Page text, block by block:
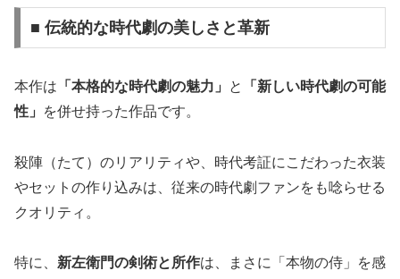
■ 伝統的な時代劇の美しさと革新
本作は 「本格的な時代劇の魅力」 と
「新しい時代劇の可能
性」
を併せ持った作品です。
殺陣（たて）のリアリティや、時代考証にこだわった衣装
やセットの作り込みは、従来の時代劇ファンをも唸らせる
クオリティ。
特に、 新左衛門の剣術と所作は、まさに「本物の侍」を感